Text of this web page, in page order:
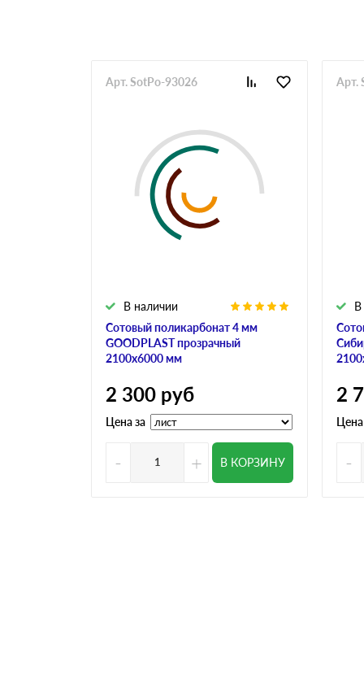
Сотовый поликарбонат 4 мм
GOODPLAST прозрачный
2100х6000 мм
В наличии
Арт. SotPo-93026
2 300 руб
Цена за
- + В КОРЗИНУ
В
Арт.
2
Цена
-